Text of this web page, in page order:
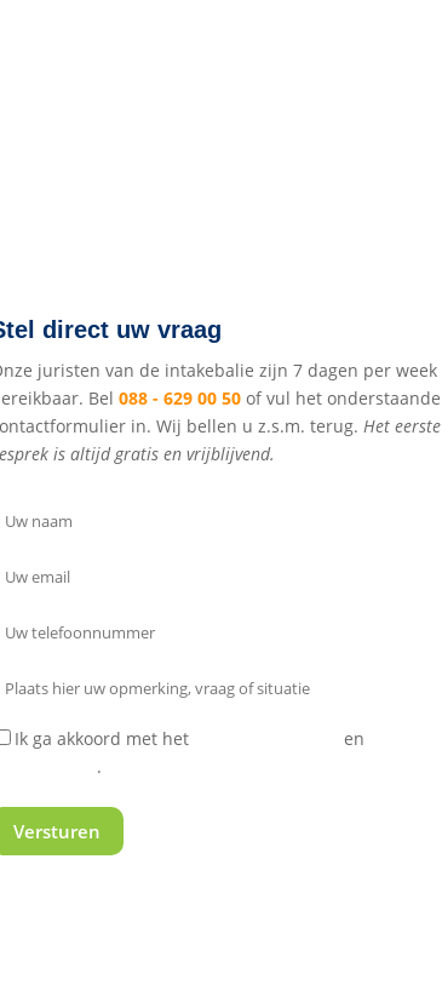
direct uw vraag
juristen van de intakebalie zijn 7 dagen per week
Bel 088 - 629 00 50of vul het onderstaande
in. Wij bellen u z.s.m. terug. Het eerste
is altijd gratis en vrijblijvend.
Ik ga akkoord met het en
.